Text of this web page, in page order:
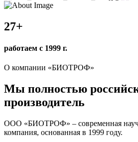
27+
работаем с 1999 г.
О компании «БИОТРОФ»
Мы полностью
производитель
ООО «БИОТРОФ» – современная
компания, основанная в 1999 году.